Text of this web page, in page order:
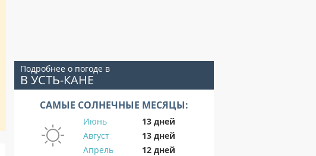
Подробнее о погоде в
В УСТЬ-КАНЕ
САМЫЕ СОЛНЕЧНЫЕ МЕСЯЦЫ:
Июнь
13 дней
Август
13 дней
Апрель
12 дней